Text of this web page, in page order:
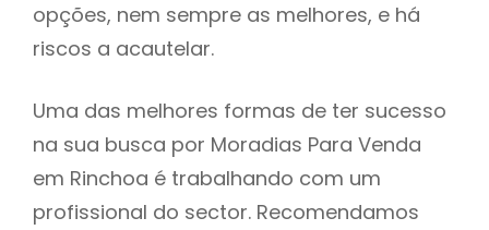
opções, nem sempre as melhores, e há
riscos a acautelar.
Uma das melhores formas de ter sucesso
na sua busca por Moradias Para Venda
em Rinchoa é trabalhando com um
profissional do sector. Recomendamos